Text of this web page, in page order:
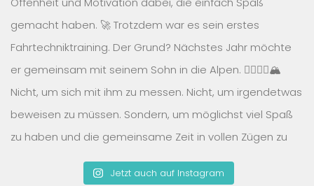
Jetzt auch auf Instagram